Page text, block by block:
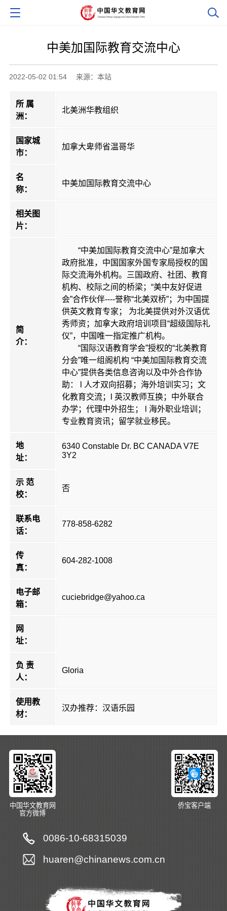
中美加国际教育交流中心
2022-05-02 01:54 来源：本站
所 属
洲：
北美洲华教组织
国家城
市：
加拿大卑师省温哥华
名
称：
中美加国际教育交流中心
相关图
片：
简
介：
“中美加国际教育交流中心”是加拿大
政府批准，中国国家外国专家局授权的国
际交流海外机构。三国政府、社团、教育
机构、校际之间的桥梁；“美中友好促进
会”合作伙伴----誉称“北美双桥”；为中国提
供英文教育专家； 为北美提供对外汉语优
秀师资；加拿大政府培训项目“超级国际礼
仪”，中国唯一指定推广机构。
“国际汉语教育学会”授权的“北美教育
分会”唯一组阁机构 “中美加国际教育交流
中心”提供各类信息咨询以及中外合作协
助： l 人才双向招募；海外培训实习；文
化教育交流；l 英汉教师互换；中外联合
办学；代理中外招生； l 海外职业培训；
专业教育资讯；留学就业移民。
地
址：
6340 Constable Dr. BC CANADA V7E
3Y2
示 范
校：
否
联系电
话：
778-858-6282
传
真：
604-282-1008
电子邮
箱：
cuciebridge@yahoo.ca
网
址：
负 责
人：
Gloria
使用教
材：
汉办推荐：汉语乐园
中国华文教育网
官方微博
侨宝客户端
0086-10-68315039
huaren@chinanews.com.cn